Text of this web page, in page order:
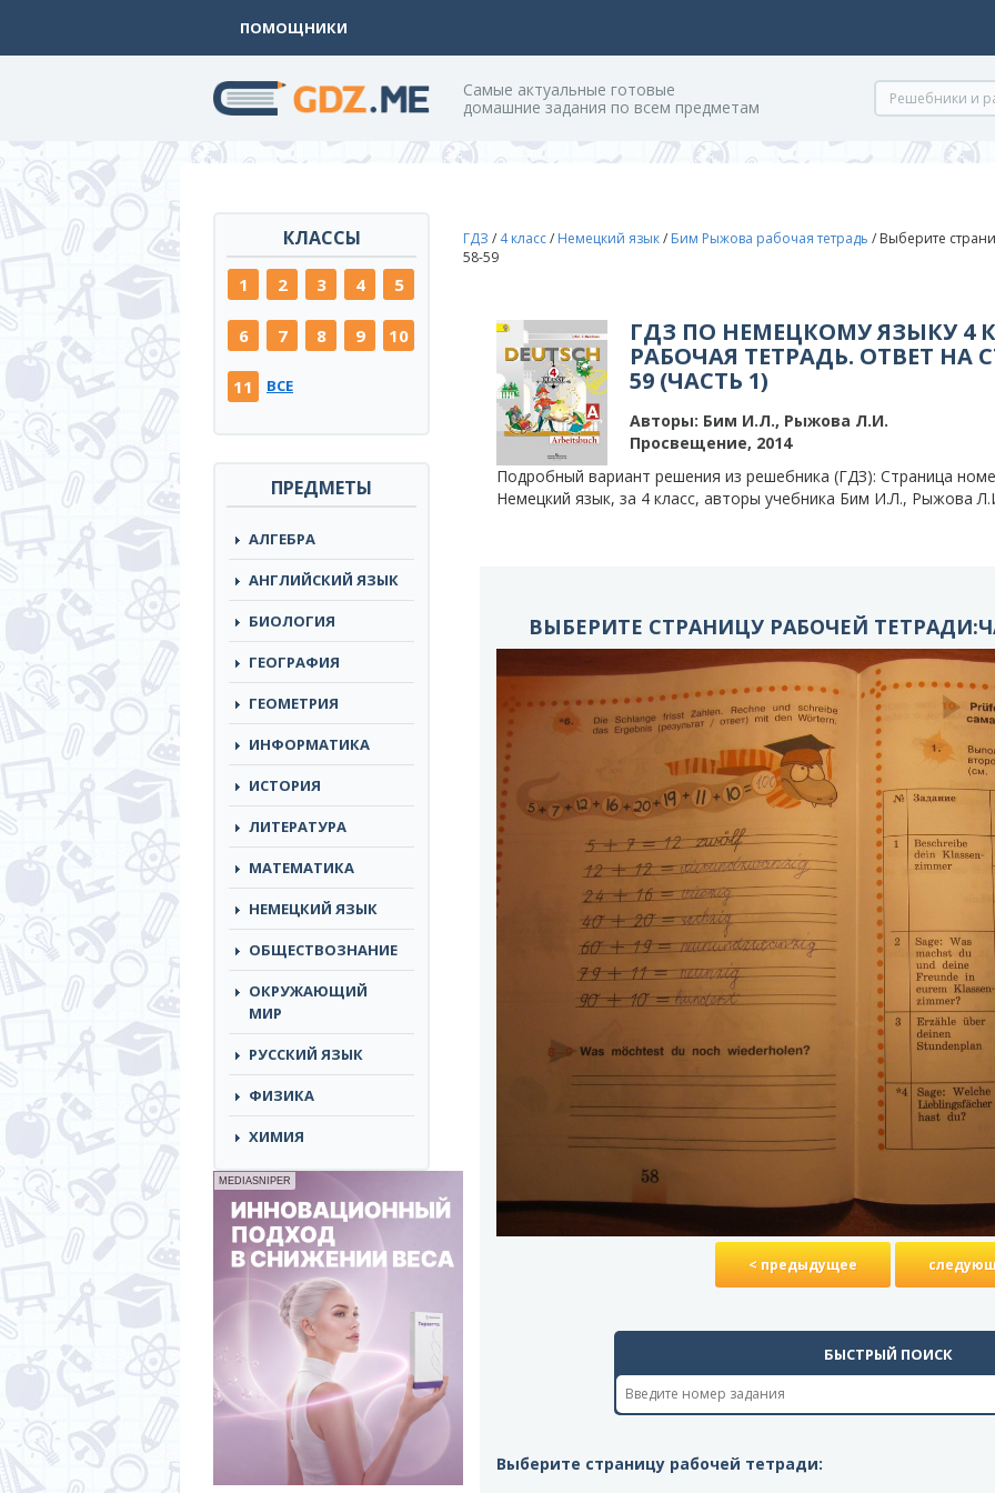
ПОМОЩНИКИ
Cамые актуальные готовые
домашние задания по всем предметам
КЛАССЫ
1 2 3 4 5
6 7 8 9 10
11 ВСЕ
ПРЕДМЕТЫ
АЛГЕБРА
АНГЛИЙСКИЙ ЯЗЫК
БИОЛОГИЯ
ГЕОГРАФИЯ
ГЕОМЕТРИЯ
ИНФОРМАТИКА
ИСТОРИЯ
ЛИТЕРАТУРА
МАТЕМАТИКА
НЕМЕЦКИЙ ЯЗЫК
ОБЩЕСТВОЗНАНИЕ
ОКРУЖАЮЩИЙ
МИР
РУССКИЙ ЯЗЫК
ФИЗИКА
ХИМИЯ
MEDIASNIPER
ГДЗ / 4 класс/ Немецкий язык/ Бим Рыжова рабочая тетрадь / Выберите
58-59
ГДЗ ПО НЕМЕЦКОМУ ЯЗЫКУ 4
РАБОЧАЯ ТЕТРАДЬ. ОТВЕТ НА
59 (ЧАСТЬ 1)
Авторы: Бим И.Л., Рыжова Л.И.
Просвещение, 2014
Подробный вариант решения из решебника (ГДЗ): Страница
Немецкий язык, за 4 класс, авторы учебника Бим И.Л., Рыжова
ВЫБЕРИТЕ СТРАНИЦУ РАБОЧЕЙ
< предыдущее
БЫСТРЫЙ ПОИСК
Выберите страницу рабочей тетради: